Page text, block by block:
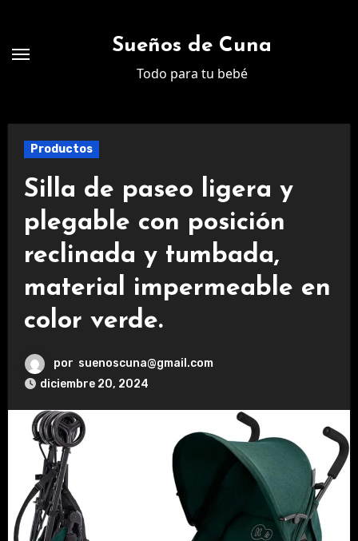
contenido
Sueños de Cuna
Todo para tu bebé
Productos
Silla de paseo ligera y
plegable con posición
reclinada y tumbada,
material impermeable en
color verde.
por suenoscuna@gmail.com
diciembre 20, 2024